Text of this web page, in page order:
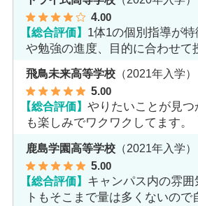
4.00
【総合評価】 1体1の個別指導が
や勉強の進度、目的に合わせて
飛鳥未来高等学校 （2021年入学）
5.00
【総合評価】やりたいことが見
も楽しみでワクワクしてます。
鹿島学園高等学校 （2021年入学）
5.00
【総合評価】 キャンパス内の雰
トもそこまで量は多くないので